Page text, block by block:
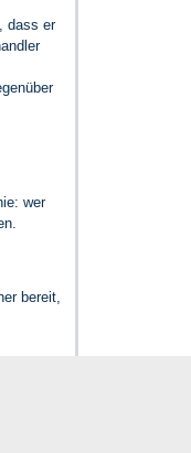
dass er
wer
bereit,